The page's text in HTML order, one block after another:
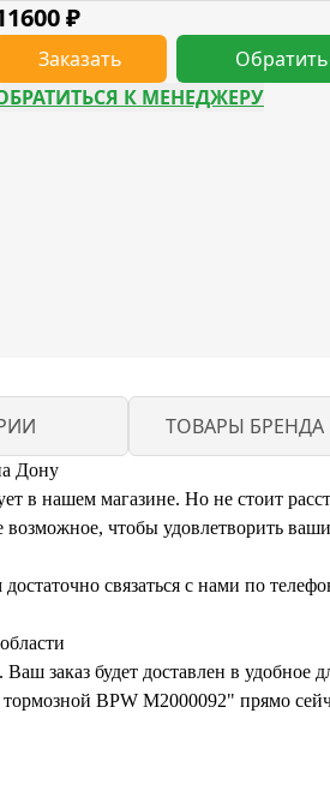
₽
Заказать
К МЕНЕДЖЕРУ
ТОВАРЫ БРЕНДА
Дону
в нашем магазине. Но не стоит
чтобы удовлетворить
связаться с нами по
заказ будет доставлен в
BPW M2000092" прямо